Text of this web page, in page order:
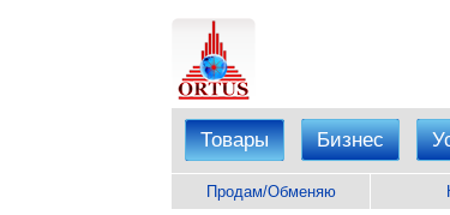
Товары Бизнес
Продам/Обменяю